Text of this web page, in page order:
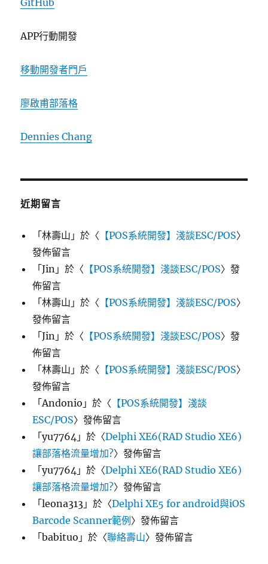
GitHub
APP行動開發
移動開發者門戶
廖啟甫部落格
Dennies Chang
近期留言
「林壽山 」於〈 【POS系統開發】淺談ESC/POS〉
發佈留言
「Jin 」於〈 【POS系統開發】淺談ESC/POS〉發
佈留言
「林壽山 」於〈 【POS系統開發】淺談ESC/POS〉
發佈留言
「Jin 」於〈 【POS系統開發】淺談ESC/POS〉發
佈留言
「林壽山 」於〈 【POS系統開發】淺談ESC/POS〉
發佈留言
「Andonio 」於〈 【POS系統開發】淺談
ESC/POS〉發佈留言
「yu7764 」於〈Delphi XE6(RAD Studio XE6)
讓部落格流量增加?〉發佈留言
「yu7764 」於〈Delphi XE6(RAD Studio XE6)
讓部落格流量增加?〉發佈留言
「leona313 」於〈Delphi XE5 for android與iOS
Barcode Scanner範例 〉發佈留言
「babituo 」於〈聯絡壽山〉發佈留言